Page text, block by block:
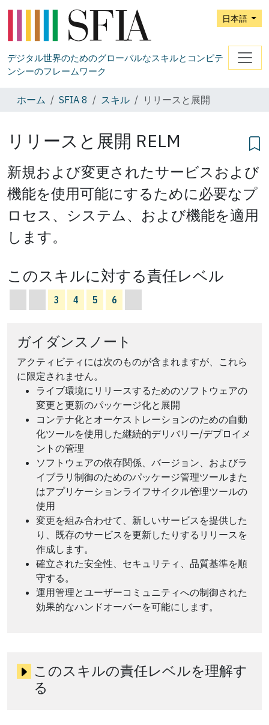
日本語
デジタル世界のためのグローバルなスキルとコンピテ
ンシーのフレームワーク
ホーム SFIA 8 スキル リリースと展開
リリースと展開 RELM
新規および変更されたサービスおよび
機能を使用可能にするために必要なプ
ロセス、システム、および機能を適用
します。
このスキルに対する責任レベル
3 4 5 6
ガイダンスノート
アクティビティには次のものが含まれますが、これら
に限定されません。
ライブ環境にリリースするためのソフトウェアの
変更と更新のパッケージ化と展開
コンテナ化とオーケストレーションのための自動
化ツールを使用した継続的デリバリー/デプロイメ
ントの管理
ソフトウェアの依存関係、バージョン、およびラ
イブラリ制御のためのパッケージ管理ツールまた
はアプリケーションライフサイクル管理ツールの
使用
変更を組み合わせて、新しいサービスを提供した
り、既存のサービスを更新したりするリリースを
作成します。
確立された安全性、セキュリティ、品質基準を順
守する。
運用管理とユーザーコミュニティへの制御された
効果的なハンドオーバーを可能にします。
このスキルの責任レベルを理解す
る